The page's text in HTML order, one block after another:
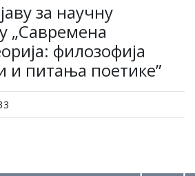
за научну
„Савремена
филозофија
и питања поетике”